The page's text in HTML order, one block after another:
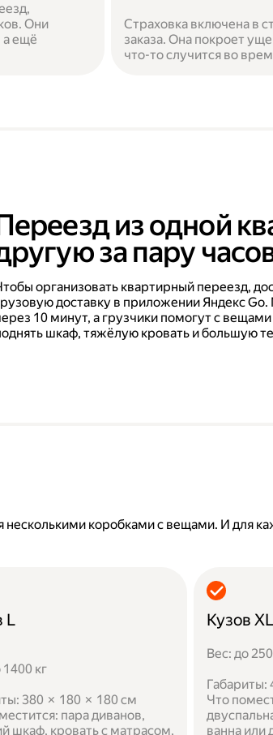
Они
а ещё
Страховка включена в
заказа. Она покроет
что-то случится во
из одной
за пару
организовать квартирный переезд,
доставку в приложении Яндекс
10 минут, а грузчики помогут с
шкаф, тяжёлую кровать и большую
несколькими коробками с вещами. И для
L
кг
380 × 180 × 180 см
пара диванов,
шкаф, кровать с матрасом,
Кузов XL
Вес: до
Габариты:
Что
ванна или